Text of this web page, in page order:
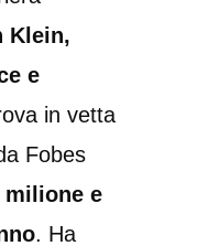
Klein,
e
in vetta
Fobes
milione e
. Ha